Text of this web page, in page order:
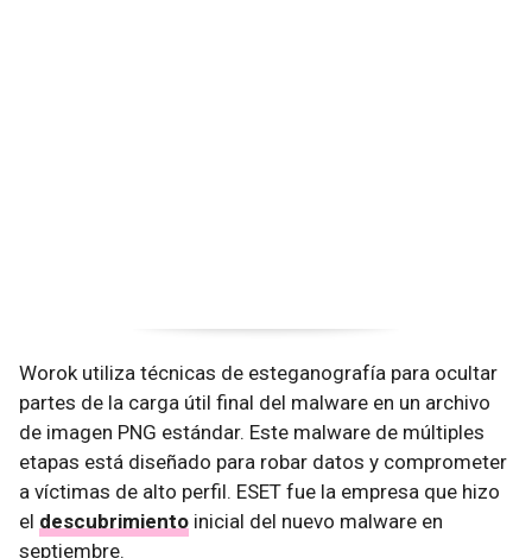
Worok utiliza técnicas de esteganografía para ocultar
partes de la carga útil final del malware en un archivo
de imagen PNG estándar. Este malware de múltiples
etapas está diseñado para robar datos y comprometer
a víctimas de alto perfil. ESET fue la empresa que hizo
el descubrimiento inicial del nuevo malware en
septiembre.